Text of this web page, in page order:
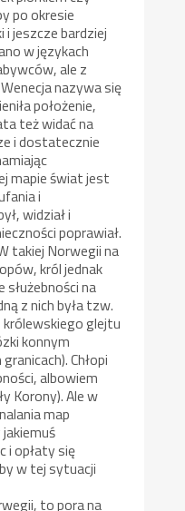
po okresie
i jeszcze bardziej
w językach
ale z
nazywa się
położenie,
też widać na
i dostatecznie
mapie świat jest
i
widział i
poprawiał.
takiej Norwegii na
król jednak
służebności na
z nich była tzw.
królewskiego glejtu
konnym
Chłopi
albowiem
Korony). Ale w
map
i opłaty się
w tej sytuacji
to pora na